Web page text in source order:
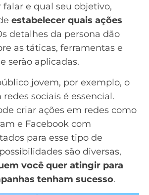
e qual seu objetivo,
estabelecer quais ações
detalhes da persona dão
as táticas, ferramentas e
serão aplicadas.
jovem, por exemplo, o
redes sociais é essencial.
criar ações em redes como
e Facebook com
para esse tipo de
são diversas,
você quer atingir para
tenham sucesso.